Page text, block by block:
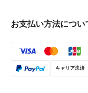
お支払い方法につい
キャリア決済